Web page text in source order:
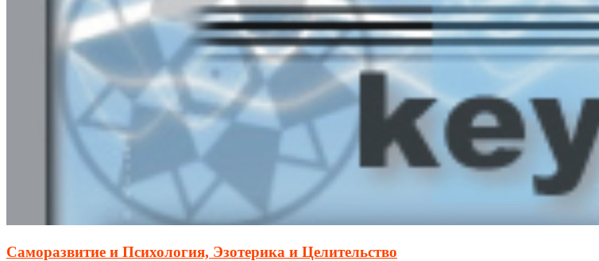
Саморазвитие и Психология, Эзотерика и Целительство